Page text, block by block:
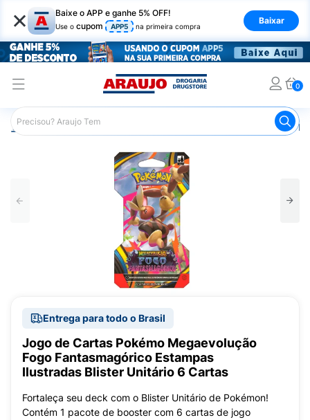
× Baixe o APP e ganhe 5% OFF!
Use o cupom APP5 na primeira compra
Baixar
0
Araujo Infantil Jogo de Cartas
Entrega para todo o Brasil
Jogo de Cartas Pokémo Megaevolução
Fogo Fantasmagórico Estampas
Ilustradas Blister Unitário 6 Cartas
Fortaleça seu deck com o Blister Unitário de Pokémon!
Contém 1 pacote de booster com 6 cartas de jogo